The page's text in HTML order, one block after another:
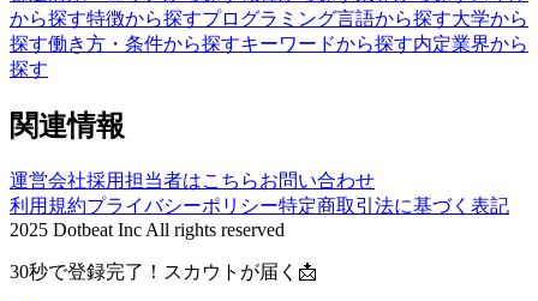
から探す特徴から探すプログラミング言語から探す大学から
探す働き方・条件から探すキーワードから探す内定業界から
探す
関連情報
運営会社採用担当者はこちらお問い合わせ
利用規約プライバシーポリシー特定商取引法に基づく表記
2025 Dotbeat Inc All rights reserved
30秒で登録完了！スカウトが届く📩